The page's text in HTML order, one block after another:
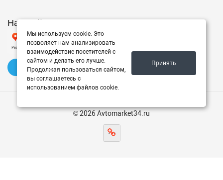
Наш рейтинг на Яндексе
✍️ Оставить отзыв
© 2026 Avtomarket34.ru
Мы используем cookie. Это
позволяет нам анализировать
взаимодействие посетителей с
сайтом и делать его лучше.
Продолжая пользоваться сайтом,
вы соглашаетесь с
использованием файлов cookie.
Принять